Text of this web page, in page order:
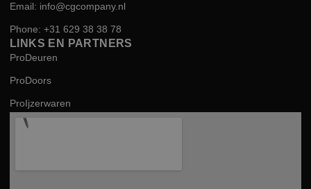
Email: info@cgcompany.nl
Phone: +31 629 38 38 78
LINKS EN PARTNERS
ProDeuren
ProDoors
ProIjzerwaren